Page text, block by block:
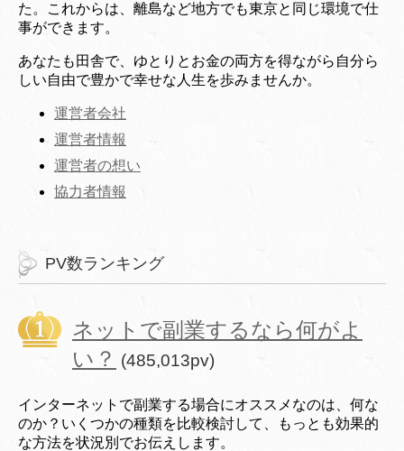
た。これからは、離島など地方でも東京と同じ環境で仕
事ができます。
あなたも田舎で、ゆとりとお金の両方を得ながら自分ら
しい自由で豊かで幸せな人生を歩みませんか。
運営者会社
運営者情報
運営者の想い
協力者情報
PV数ランキング
ネットで副業するなら何がよ
い？ (485,013pv)
インターネットで副業する場合にオススメなのは、何な
のか？いくつかの種類を比較検討して、もっとも効果的
な方法を状況別でお伝えします。